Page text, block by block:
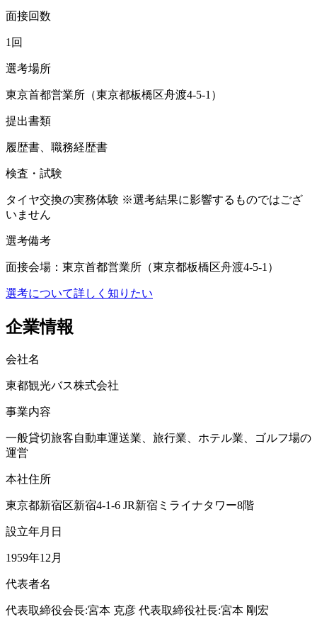
面接回数
1回
選考場所
東京首都営業所（東京都板橋区舟渡4-5-1）
提出書類
履歴書、職務経歴書
検査・試験
タイヤ交換の実務体験 ※選考結果に影響するものではござ
いません
選考備考
面接会場：東京首都営業所（東京都板橋区舟渡4-5-1）
選考について詳しく知りたい
企業情報
会社名
東都観光バス株式会社
事業内容
一般貸切旅客自動車運送業、旅行業、ホテル業、ゴルフ場の
運営
本社住所
東京都新宿区新宿4-1-6 JR新宿ミライナタワー8階
設立年月日
1959年12月
代表者名
代表取締役会長:宮本 克彦 代表取締役社長:宮本 剛宏